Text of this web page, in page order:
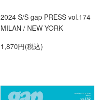
2024 S/S gap PRESS vol.174
MILAN / NEW YORK
1,870円(税込)